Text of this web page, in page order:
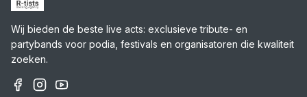
Wij bieden de beste live acts: exclusieve tribute- en
partybands voor podia, festivals en organisatoren die kwaliteit
zoeken.